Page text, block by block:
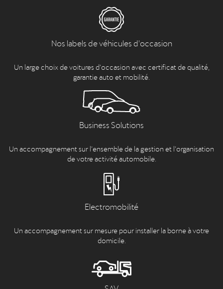
Nos labels de véhicules d'occasion
Un large choix de voitures d’occasion avec certificat de qualité,
garantie auto et mobilité.
Business Solutions
Un accompagnement sur l’ensemble de la gestion et l’organisation
de votre activité automobile.
Electromobilité
Un accompagnement sur mesure pour installer la borne à votre
domicile.